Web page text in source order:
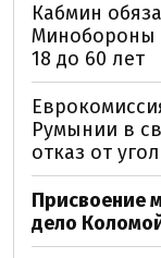
Кабмин
Минобороны
18 до 60 лет
Румынии в
отказ от
Присвоение
дело